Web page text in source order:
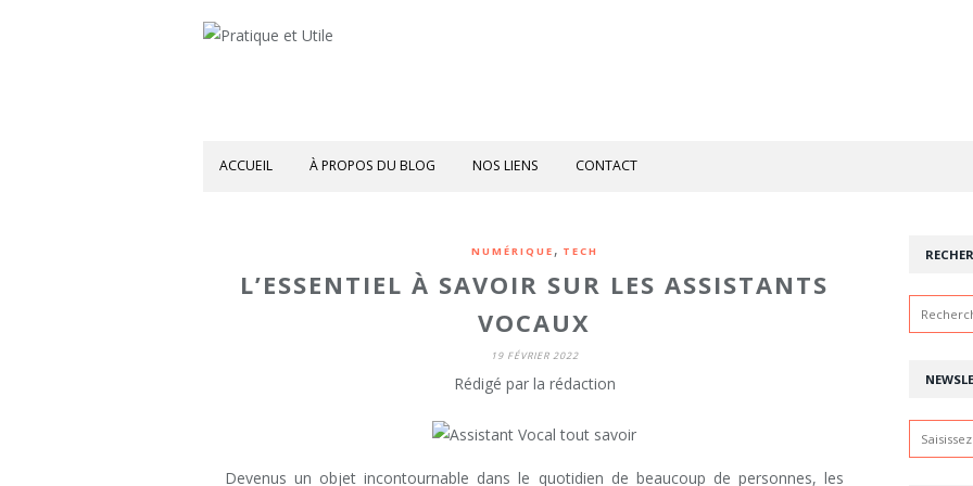
ACCUEIL À PROPOS DU BLOG NOS LIENS CONTACT
NUMÉRIQUE , TECH
L’ESSENTIEL À SAVOIR SUR LES ASSISTANTS
VOCAUX
19 FÉVRIER 2022
Rédigé par la rédaction
Devenus un objet incontournable dans le quotidien de beaucoup de personnes, les